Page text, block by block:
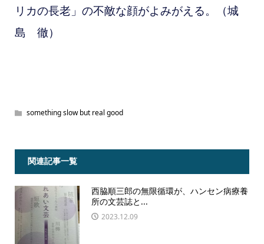
リカの長老」の不敵な顔がよみがえる。（城
島 徹）
something slow but real good
関連記事一覧
西脇順三郎の無限循環が、ハンセン病療養
所の文芸誌と...
2023.12.09